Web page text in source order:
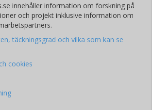
innehåller information om forskning på
och projekt inklusive information om
täckningsgrad och vilka som kan se
cookies